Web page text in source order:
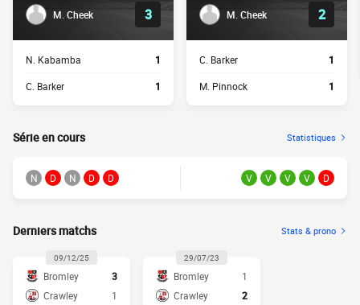
M. Cheek 3
N. Kabamba 1
C. Barker 1
M. Cheek 2
C. Barker 1
M. Pinnock 1
Série en cours Statistiques
N D N D D V V V V D
Derniers matchs Stats & prono
09/12/25
Bromley
3
Crawley
1
29/07/23
Bromley
1
Crawley
2